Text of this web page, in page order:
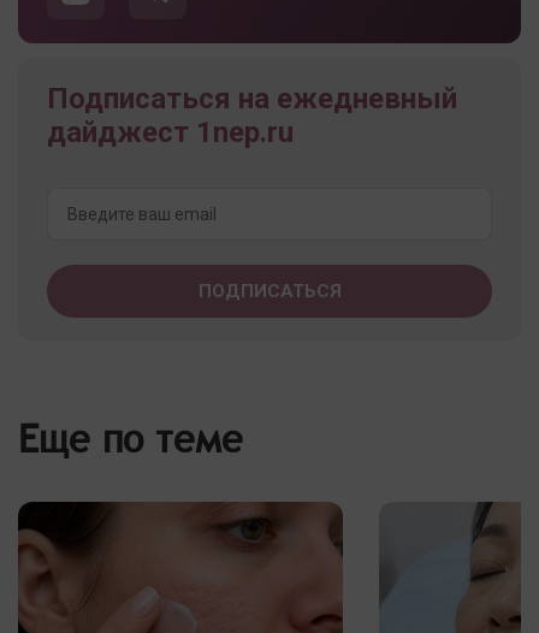
Подписаться на ежедневный
дайджест 1nep.ru
Еще по теме